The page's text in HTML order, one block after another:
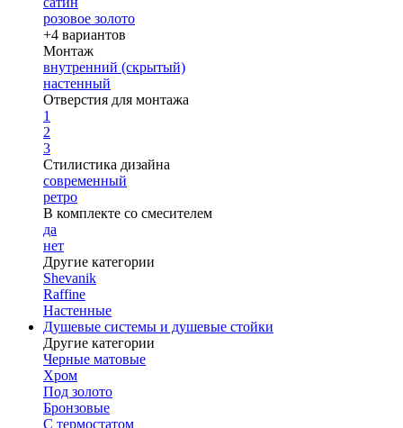
розовое золото
+4 вариантов
Монтаж
внутренний (скрытый)
настенный
Отверстия для монтажа
1
2
3
Стилистика дизайна
современный
ретро
В комплекте со смесителем
да
нет
Другие категории
Shevanik
Raffine
Настенные
Душевые системы и душевые стойки
Другие категории
Черные матовые
Хром
Под золото
Бронзовые
С термостатом